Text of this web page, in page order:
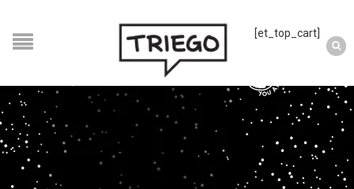
[et_top_cart]